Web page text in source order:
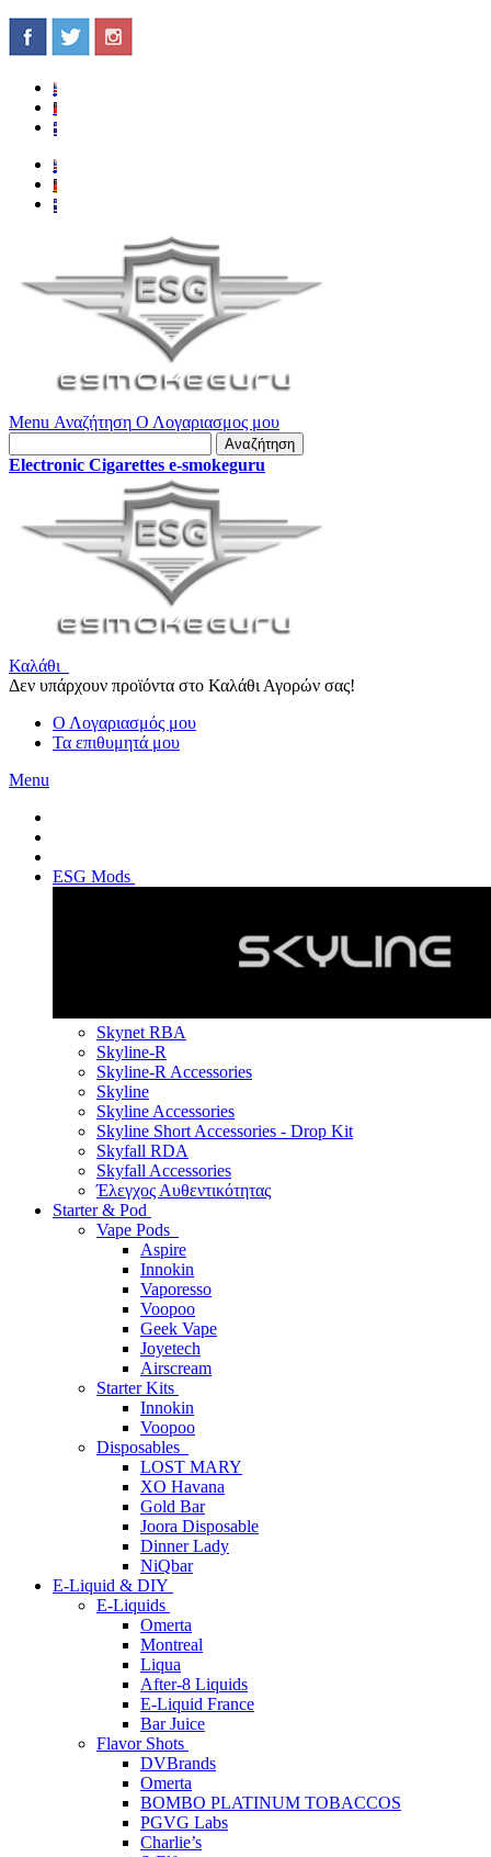
Menu Αναζήτηση Ο Λογαριασμος μου
Αναζήτηση
Electronic Cigarettes e-smokeguru
Καλάθι
Δεν υπάρχουν προϊόντα στο Καλάθι Αγορών σας!
Ο Λογαριασμός μου
Τα επιθυμητά μου
Menu
ESG Mods
Skynet RBA
Skyline-R
Skyline-R Accessories
Skyline
Skyline Accessories
Skyline Short Accessories - Drop Kit
Skyfall RDA
Skyfall Accessories
Έλεγχος Αυθεντικότητας
Starter & Pod
Vape Pods
Aspire
Innokin
Vaporesso
Voopoo
Geek Vape
Joyetech
Airscream
Starter Kits
Innokin
Voopoo
Disposables
LOST MARY
XO Havana
Gold Bar
Joora Disposable
Dinner Lady
NiQbar
E-Liquid & DIY
E-Liquids
Omerta
Montreal
Liqua
After-8 Liquids
E-Liquid France
Bar Juice
Flavor Shots
DVBrands
Omerta
BOMBO PLATINUM TOBACCOS
PGVG Labs
Charlie’s